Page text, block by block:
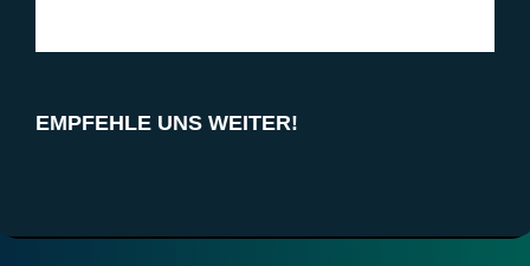
EMPFEHLE UNS WEITER!